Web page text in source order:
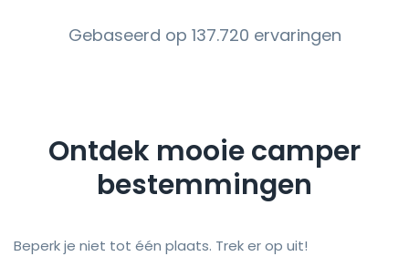
Gebaseerd op 137.720 ervaringen
Ontdek mooie camper
bestemmingen
Beperk je niet tot één plaats. Trek er op uit!